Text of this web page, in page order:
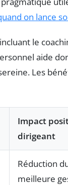
on lance
le
aide
Les
Impact
dirigeant
Réduction
meilleure